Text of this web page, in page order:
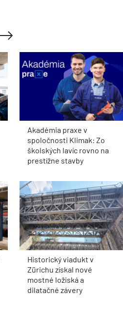
Akadémia praxe v
spoločnosti Klimak: Zo
školských lavíc rovno na
prestížne stavby
Historický viadukt v
Zürichu získal nové
mostné ložiská a
dilatačné závery